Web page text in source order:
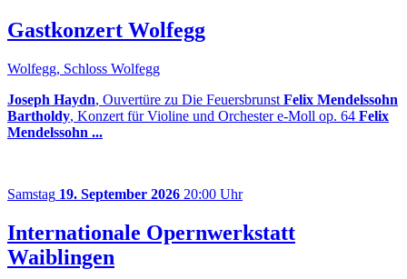
Gastkonzert Wolfegg
Wolfegg, Schloss Wolfegg
Joseph Haydn, Ouvertüre zu Die Feuersbrunst Felix Mendelssohn
Bartholdy, Konzert für Violine und Orchester e-Moll op. 64 Felix
Mendelssohn ...
Samstag 19. September 2026 20:00 Uhr
Internationale Opernwerkstatt
Waiblingen